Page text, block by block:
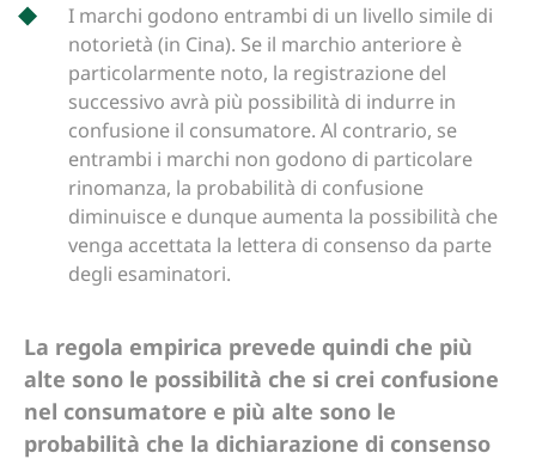
I marchi godono entrambi di un livello simile di
notorietà (in Cina). Se il marchio anteriore è
particolarmente noto, la registrazione del
successivo avrà più possibilità di indurre in
confusione il consumatore. Al contrario, se
entrambi i marchi non godono di particolare
rinomanza, la probabilità di confusione
diminuisce e dunque aumenta la possibilità che
venga accettata la lettera di consenso da parte
degli esaminatori.
La regola empirica prevede quindi che più
alte sono le possibilità che si crei confusione
nel consumatore e più alte sono le
probabilità che la dichiarazione di consenso